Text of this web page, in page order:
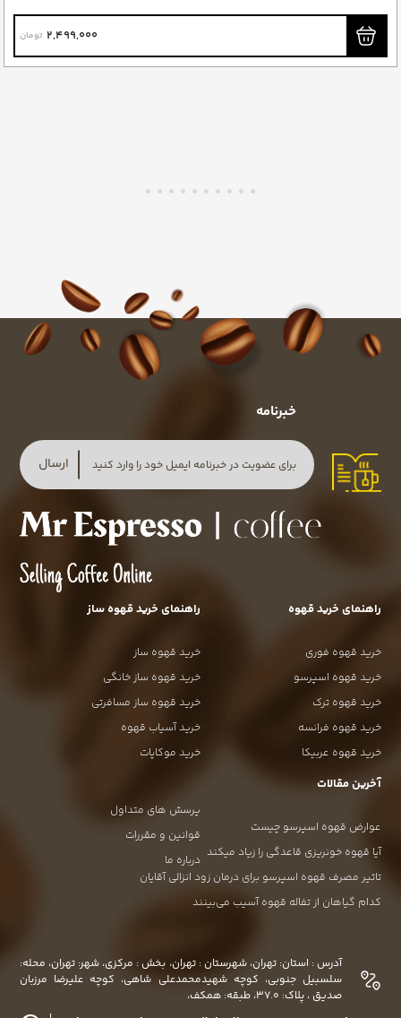
2,499,000 تومان
خبرنامه
ارسال
راهنمای خرید قهوه
خرید قهوه فوری
خرید قهوه اسپرسو
خرید قهوه ترک
خرید قهوه فرانسه
خرید قهوه عربیکا
راهنمای خرید قهوه ساز
خرید قهوه ساز
خرید قهوه ساز خانگی
خرید قهوه ساز مسافرتی
خرید آسیاب قهوه
خرید موکاپات
آخرین مقالات
عوارض قهوه اسپرسو چیست
آیا قهوه خونریزی قاعدگی را زیاد میکند
تاثیر مصرف قهوه اسپرسو برای درمان زود انزالی آقایان
کدام گیاهان از تفاله قهوه آسیب می‌بینند
پرسش های متداول
قوانین و مقررات
درباره ما
آدرس : استان: تهران، شهرستان : تهران، بخش : مرکزی، شهر: تهران، محله:
سلسبیل جنوبی، کوچه شهیدمحمدعلی شاهی، کوچه علیرضا مرزبان
صدیق ، پلاک: 37.0، طبقه: همکف،